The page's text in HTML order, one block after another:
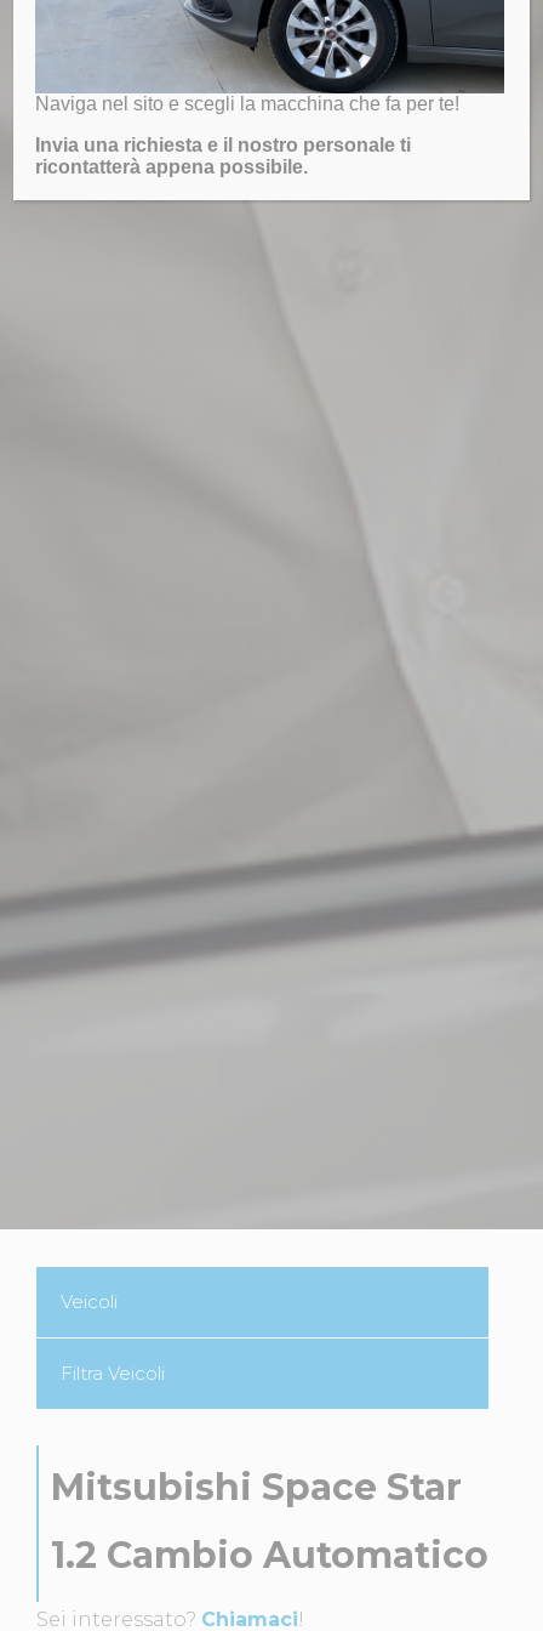
Veicoli
Filtra Veicoli
Mitsubishi Space Star
1.2 Cambio Automatico
Sei interessato? Chiamaci!
Naviga nel sito e scegli la macchina che fa per te!
Invia una richiesta e il nostro personale ti
ricontatterà appena possibile.